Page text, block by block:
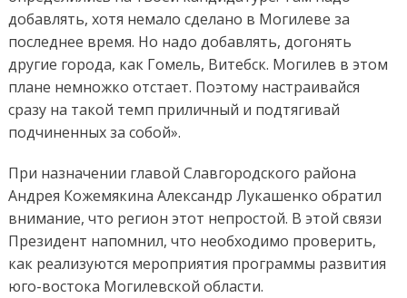
добавлять, хотя немало сделано в Могилеве за
последнее время. Но надо добавлять, догонять
другие города, как Гомель, Витебск. Могилев в этом
плане немножко отстает. Поэтому настраивайся
сразу на такой темп приличный и подтягивай
подчиненных за собой».
При назначении главой Славгородского района
Андрея Кожемякина Александр Лукашенко обратил
внимание, что регион этот непростой. В этой связи
Президент напомнил, что необходимо проверить,
как реализуются мероприятия программы развития
юго-востока Могилевской области.